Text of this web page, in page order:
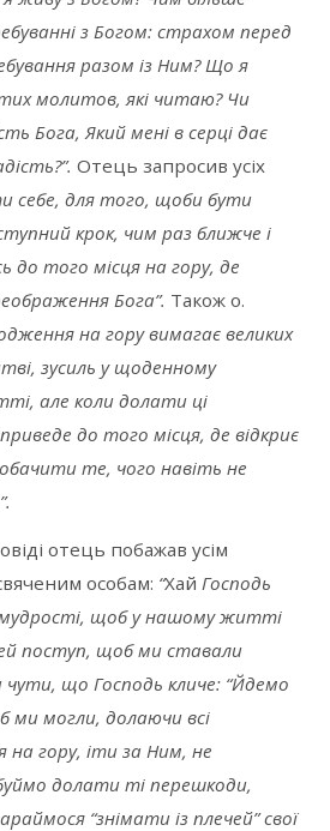
з Богом: страхом перед
разом із Ним? Що я
молитов, які читаю? Чи
Бога, Який мені в серці дає
Отець запросив усіх
себе, для того, щоби бути
крок, чим раз ближче і
до того місця на гору, де
Бога”. Також о.
на гору вимагає великих
зусиль у щоденному
але коли долати ці
до того місця, де відкриє
те, чого навіть не
отець побажав усім
особам: “Хай Господь
щоб у нашому житті
поступ, щоб ми ставали
чути, що Господь кличе: “Йдемо
ми могли, долаючи всі
гору, іти за Ним, не
долати ті перешкоди,
“знімати із плечей” свої